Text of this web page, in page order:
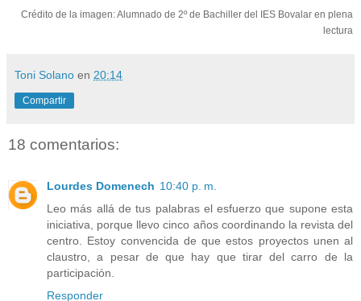
Crédito de la imagen: Alumnado de 2º de Bachiller del IES Bovalar en plena
lectura
Toni Solano en 20:14
Compartir
18 comentarios:
Lourdes Domenech 10:40 p. m.
Leo más allá de tus palabras el esfuerzo que supone esta
iniciativa, porque llevo cinco años coordinando la revista del
centro. Estoy convencida de que estos proyectos unen al
claustro, a pesar de que hay que tirar del carro de la
participación.
Responder